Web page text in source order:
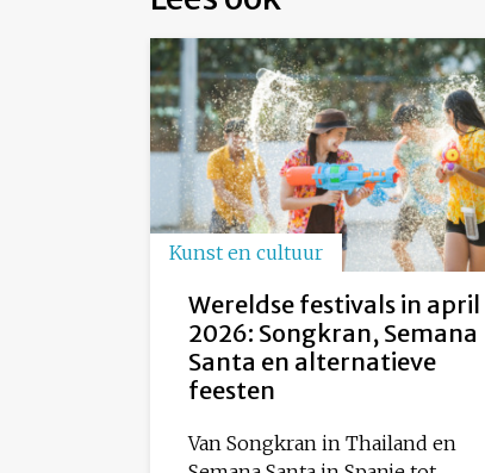
Kunst en cultuur
Wereldse festivals in april
2026: Songkran, Semana
Santa en alternatieve
feesten
Van Songkran in Thailand en